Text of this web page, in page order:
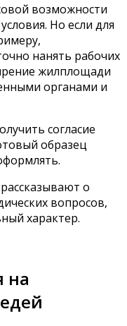
возможности
Но если для
нанять рабочих
жилплощади
органами и
согласие
образец
о
вопросов,
характер.
на